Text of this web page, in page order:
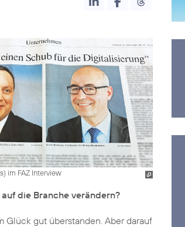
im FAZ Interview
die Branche verändern?
Glück gut überstanden. Aber darauf